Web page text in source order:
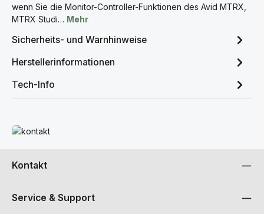
wenn Sie die Monitor-Controller-Funktionen des Avid MTRX,
MTRX Studi… Mehr
Sicherheits- und Warnhinweise
Herstellerinformationen
Tech-Info
Mehr erfahren
Kontakt
Service & Support